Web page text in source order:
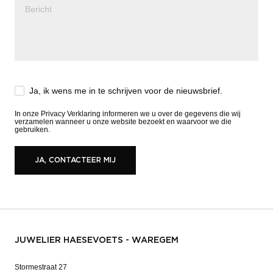
Ja, ik wens me in te schrijven voor de nieuwsbrief.
In onze Privacy Verklaring informeren we u over de gegevens die wij
verzamelen wanneer u onze website bezoekt en waarvoor we die
gebruiken.
JA, CONTACTEER MIJ
JUWELIER HAESEVOETS - WAREGEM
Stormestraat 27